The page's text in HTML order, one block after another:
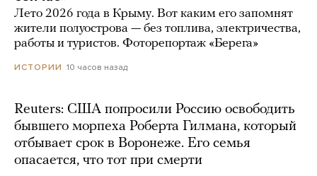
Лето 2026 года в Крыму. Вот каким его запомнят
жители полуострова — без топлива, электричества,
работы и туристов. Фоторепортаж «Берега»
ИСТОРИИ 10 часов назад
Reuters: США попросили Россию освободить
бывшего морпеха Роберта Гилмана, который
отбывает срок в Воронеже. Его семья
опасается, что тот при смерти